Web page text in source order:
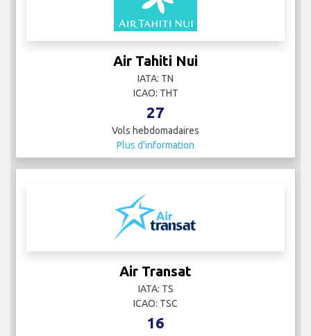
Air Tahiti Nui
IATA: TN
ICAO: THT
27
Vols hebdomadaires
Plus d'information
Air Transat
IATA: TS
ICAO: TSC
16